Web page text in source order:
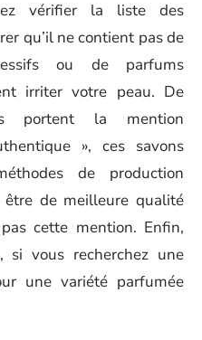
vérifier la liste des
qu’il ne contient pas de
ou de parfums
irriter votre peau. De
portent la mention
», ces savons
de production
de meilleure qualité
cette mention. Enfin,
si vous recherchez une
une variété parfumée